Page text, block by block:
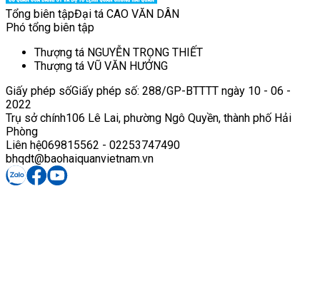
Tổng biên tậpĐại tá CAO VĂN DÂN
Phó tổng biên tập
Thượng tá NGUYỄN TRỌNG THIẾT
Thượng tá VŨ VĂN HƯỞNG
Giấy phép sốGiấy phép số: 288/GP-BTTTT ngày 10 - 06 -
2022
Trụ sở chính106 Lê Lai, phường Ngô Quyền, thành phố Hải
Phòng
Liên hệ069815562 - 02253747490
bhqdt@baohaiquanvietnam.vn